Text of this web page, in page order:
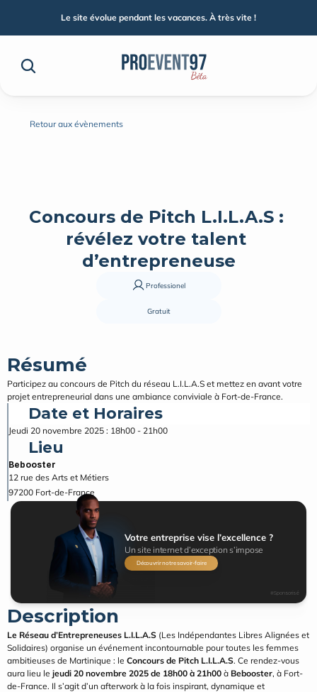
Retour aux évènements
Concours de Pitch L.I.L.A.S :
révélez votre talent
d’entrepreneuse
Gratuit
Résumé
Participez au concours de Pitch du réseau L.I.L.A.S et mettez en avant votre
projet entrepreneurial dans une ambiance conviviale à Fort-de-France.
Date et Horaires
Jeudi 20 novembre 2025 : 18h00 - 21h00
Lieu
Bebooster
97200 Fort-de-France
Votre entreprise vise l’excellence ?
Un site internet d’exception s’impose
Découvrir notre savoir-faire
#Sponsorisé
Description
Le Réseau d’Entrepreneuses L.I.L.A.S (Les Indépendantes Libres Alignées et
Solidaires) organise un événement incontournable pour toutes les femmes
ambitieuses de Martinique : le Concours de Pitch L.I.L.A.S. Ce rendez-vous
aura lieu le jeudi 20 novembre 2025 de 18h00 à 21h00 à Bebooster, à Fort-
de-France. Il s’agit d’un afterwork à la fois inspirant, dynamique et
Le site évolue pendant les vacances. À très vite !